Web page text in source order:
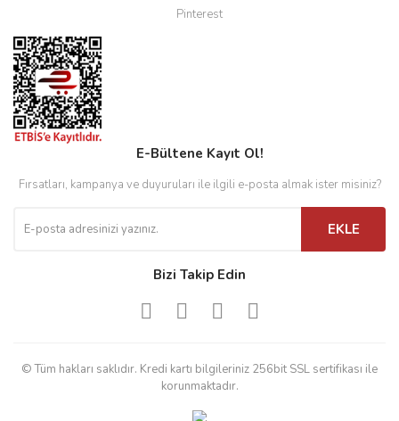
Pinterest
E-Bültene Kayıt Ol!
Fırsatları, kampanya ve duyuruları ile ilgili e-posta almak ister misiniz?
EKLE
Bizi Takip Edin
© Tüm hakları saklıdır. Kredi kartı bilgileriniz 256bit SSL sertifikası ile
korunmaktadır.